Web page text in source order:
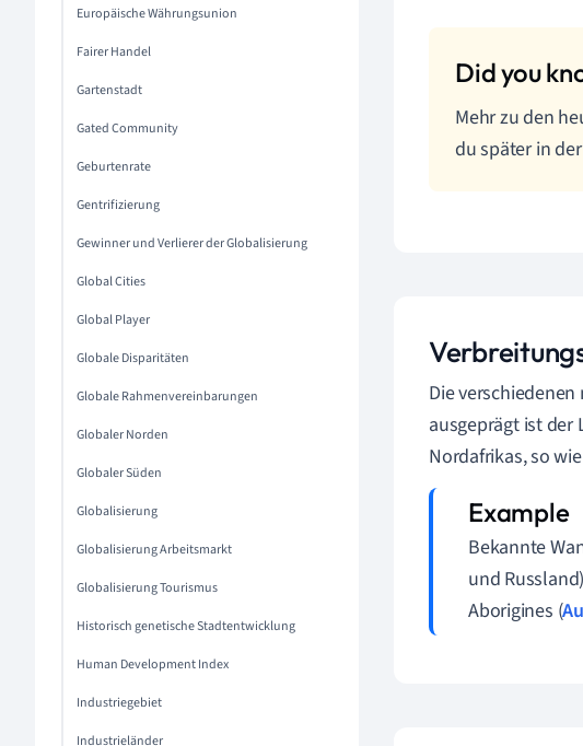
Europäische Währungsunion
Fairer Handel
Gartenstadt
Gated Community
Geburtenrate
Gentrifizierung
Gewinner und Verlierer der Globalisierung
Global Cities
Global Player
Globale Disparitäten
Globale Rahmenvereinbarungen
Globaler Norden
Globaler Süden
Globalisierung
Globalisierung Arbeitsmarkt
Globalisierung Tourismus
Historisch genetische Stadtentwicklung
Human Development Index
Industriegebiet
Industrieländer
Mehr zu den
du später in
Die
ausgeprägt ist der
Nordafrikas, so
Bekannte
und
Aborigines (